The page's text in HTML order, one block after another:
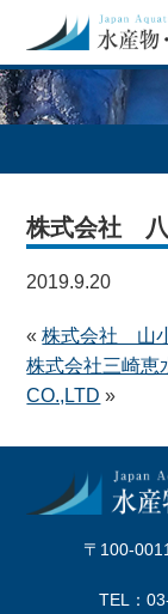
株式会社 八
2019.9.20
«株式会社 山
株式会社三崎恵
CO.,LTD »
〒100-
TEL：